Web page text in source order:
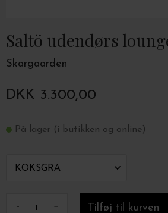
Saltö udendørs
Skargaarden
DKK 3.300,00
På lager (i butikken og online)
- +